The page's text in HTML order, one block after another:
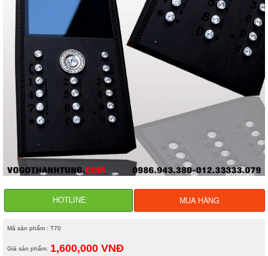
HOTLINE MUA HÀNG
Mã sản phẩm : T70
Giá sản phẩm: 1,600,000 VNĐ